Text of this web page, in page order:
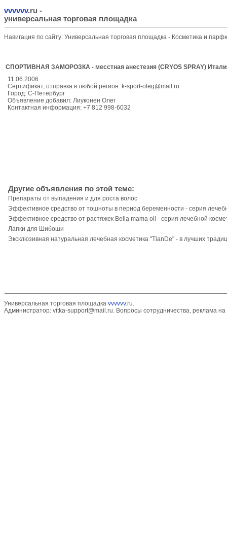
vvvvvv.ru -
универсальная торговая площадка
Навигация по сайту: Универсальная торговая площадка - Косметика и
СПОРТИВНАЯ ЗАМОРОЗКА - месстная анестезия (CRYOS SPRAY)
11.06.2006
Сертификат, отправка в любой регион. k-sport-oleg@mail.ru
Город: С-Петербург
Объявление добавил: Лиуконен Олег
Контактная информация: +7 812 998-6032
Другие объявления по этой теме:
Препараты от выпадения и для роста волос
Эффективное средство от тошноты в период беременности - серия
Эффективное средство от растяжек Bella mama oil - серия лечебной
Лапки для Шибоши
Эксклюзивная натуральная лечебная косметика "TianDe" - в лучших
Универсальная торговая площадка vvvvvv.ru.
Администратор: vitka-support@mail.ru. Вопросы сотрудничества, реклама